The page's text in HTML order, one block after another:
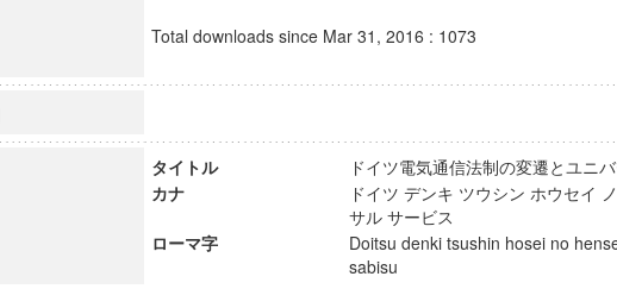
Total downloads since Mar 31, 2016 : 1073
タイトル
ドイツ電気通信法制の変遷とユニ
カナ
ドイツ デンキ ツウシン ホウセイ
サル サービス
ローマ字
Doitsu denki tsushin hosei no
sabisu